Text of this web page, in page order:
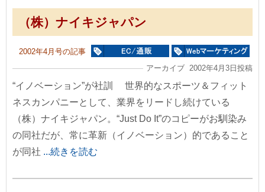
（株）ナイキジャパン
2002年4月号の記事
アーカイブ 2002年4月3日投稿
“イノベーション”が社訓 世界的なスポーツ＆フィット
ネスカンパニーとして、業界をリードし続けている
（株）ナイキジャパン。“Just Do It”のコピーがお馴染み
の同社だが、常に革新（イノベーション）的であること
が同社 ...続きを読む